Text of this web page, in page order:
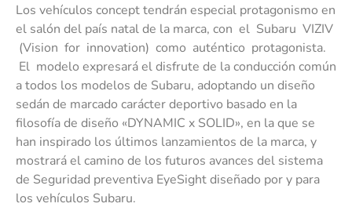
Los vehículos concept tendrán especial protagonismo en
el salón del país natal de la marca, con el Subaru VIZIV
(Vision for innovation) como auténtico protagonista.
El modelo expresará el disfrute de la conducción común
a todos los modelos de Subaru, adoptando un diseño
sedán de marcado carácter deportivo basado en la
filosofía de diseño «DYNAMIC x SOLID», en la que se
han inspirado los últimos lanzamientos de la marca, y
mostrará el camino de los futuros avances del sistema
de Seguridad preventiva EyeSight diseñado por y para
los vehículos Subaru.